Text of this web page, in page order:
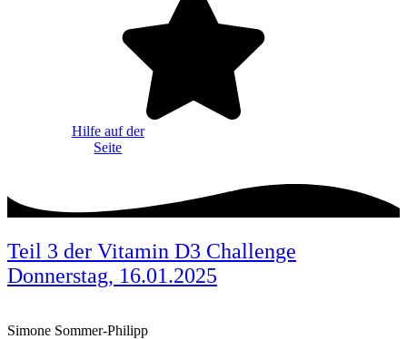
Hilfe auf der
Seite
Teil 3 der Vitamin D3 Challenge
Donnerstag, 16.01.2025
Simone Sommer-Philipp